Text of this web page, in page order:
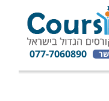
077-7060890